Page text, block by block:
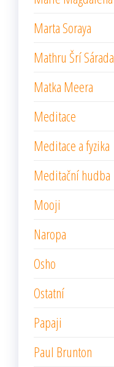
Marta Soraya
Mathru Šrí Sárada
Matka Meera
Meditace
Meditace a fyzika
Meditační hudba
Mooji
Naropa
Osho
Ostatní
Papaji
Paul Brunton